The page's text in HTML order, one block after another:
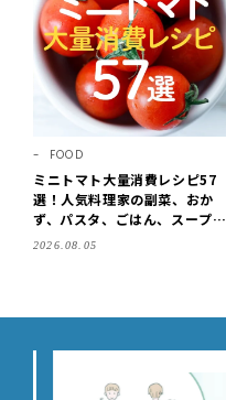
FOOD
ミニトマト大量消費レシピ57
選！人気料理家の副菜、おか
ず、パスタ、ごはん、スープま
で【保存版】
2026.08.05